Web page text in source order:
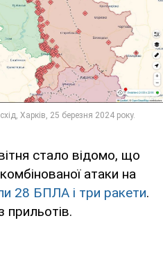
стало відомо, що
атаки на
28 БПЛА і три ракети.
прильотів.